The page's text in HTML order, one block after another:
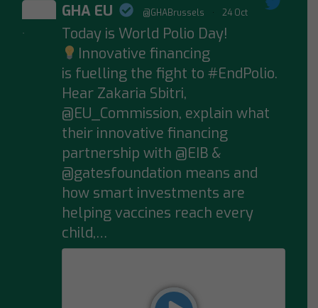
;
GHA EU @GHABrussels · 24 Oct
Today is World Polio Day!
Innovative financing
is fuelling the fight to #EndPolio.
Hear Zakaria Sbitri,
@EU_Commission, explain what
their innovative financing
partnership with @EIB &
@gatesfoundation means and
how smart investments are
helping vaccines reach every
child,…